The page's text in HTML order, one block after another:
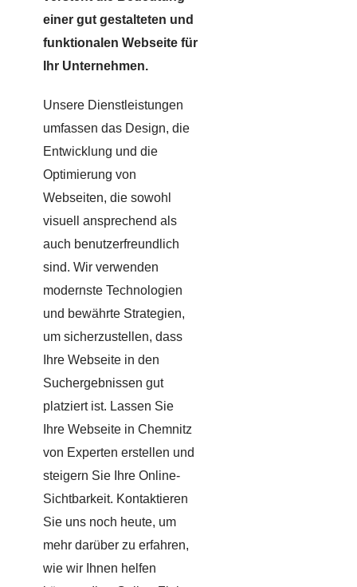
einer gut gestalteten und
funktionalen Webseite für
Ihr Unternehmen.
Unsere Dienstleistungen
umfassen das Design, die
Entwicklung und die
Optimierung von
Webseiten, die sowohl
visuell ansprechend als
auch benutzerfreundlich
sind. Wir verwenden
modernste Technologien
und bewährte Strategien,
um sicherzustellen, dass
Ihre Webseite in den
Suchergebnissen gut
platziert ist. Lassen Sie
Ihre Webseite in Chemnitz
von Experten erstellen und
steigern Sie Ihre Online-
Sichtbarkeit. Kontaktieren
Sie uns noch heute, um
mehr darüber zu erfahren,
wie wir Ihnen helfen